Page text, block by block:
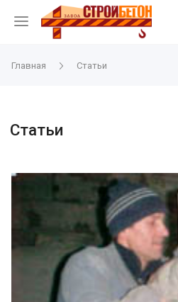
Главная Статьи
Статьи